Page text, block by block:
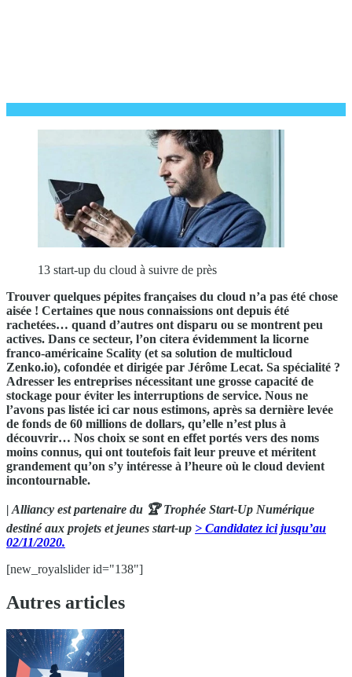
13 start-up du cloud à suivre de près
Trouver quelques pépites françaises du cloud n’a pas été chose
aisée ! Certaines que nous connaissions ont depuis été
rachetées… quand d’autres ont disparu ou se montrent peu
actives. Dans ce secteur, l’on citera évidemment la licorne
franco-américaine Scality (et sa solution de multicloud
Zenko.io), cofondée et dirigée par Jérôme Lecat. Sa spécialité ?
Adresser les entreprises nécessitant une grosse capacité de
stockage pour éviter les interruptions de service. Nous ne
l’avons pas listée ici car nous estimons, après sa dernière levée
de fonds de 60 millions de dollars, qu’elle n’est plus à
découvrir… Nos choix se sont en effet portés vers des noms
moins connus, qui ont toutefois fait leur preuve et méritent
grandement qu’on s’y intéresse à l’heure où le cloud devient
incontournable.
| Alliancy est partenaire du 🏆 Trophée Start-Up Numérique
destiné aux projets et jeunes start-up > Candidatez ici jusqu’au
02/11/2020.
[new_royalslider id="138"]
Autres articles